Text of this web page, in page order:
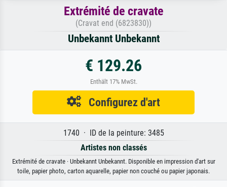
Extrémité de cravate
(Cravat end (6823830))
Unbekannt Unbekannt
€ 129.26
Enthält 17% MwSt.
Configurez d'art
1740 · ID de la peinture: 3485
Artistes non classés
Extrémité de cravate · Unbekannt Unbekannt. Disponible en impression d'art sur
toile, papier photo, carton aquarelle, papier non couché ou papier japonais.